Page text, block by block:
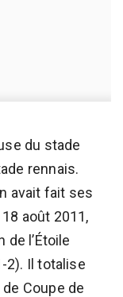
du stade
rennais.
avait fait ses
août 2011,
de l’Étoile
2). Il totalise
Coupe de